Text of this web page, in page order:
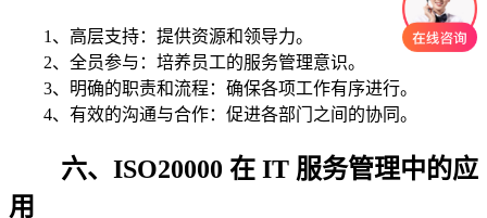
1、高层支持：提供资源和领导力。
2、全员参与：培养员工的服务管理意识。
3、明确的职责和流程：确保各项工作有序进行。
4、有效的沟通与合作：促进各部门之间的协同。
六、ISO20000 在 IT 服务管理中的应
用